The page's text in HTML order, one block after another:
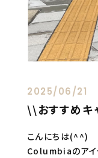
2025/06/21
\\おすすめキ
こんにちは(^^)
Columbiaのアイ